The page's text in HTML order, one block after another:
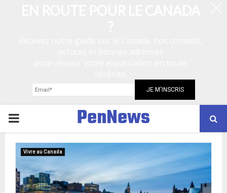
P
R
PenNews
Vivre au Canada